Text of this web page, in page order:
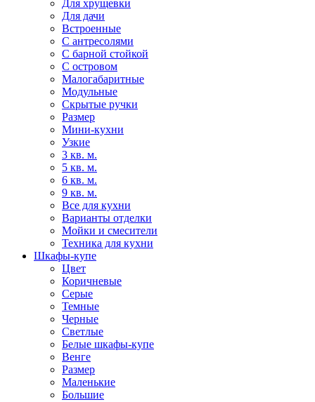
Для хрущевки
Для дачи
Встроенные
С антресолями
С барной стойкой
С островом
Малогабаритные
Модульные
Скрытые ручки
Размер
Мини-кухни
Узкие
3 кв. м.
5 кв. м.
6 кв. м.
9 кв. м.
Все для кухни
Варианты отделки
Мойки и смесители
Техника для кухни
Шкафы-купе
Цвет
Коричневые
Серые
Темные
Черные
Светлые
Белые шкафы-купе
Венге
Размер
Маленькие
Большие